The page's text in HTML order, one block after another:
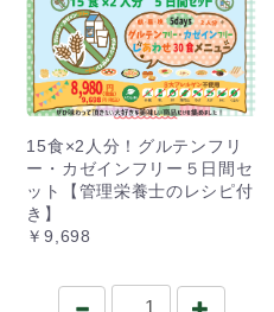
15食×2人分！グルテンフリ
ー・カゼインフリー５日間セ
ット【管理栄養士のレシピ付
き】
￥9,698